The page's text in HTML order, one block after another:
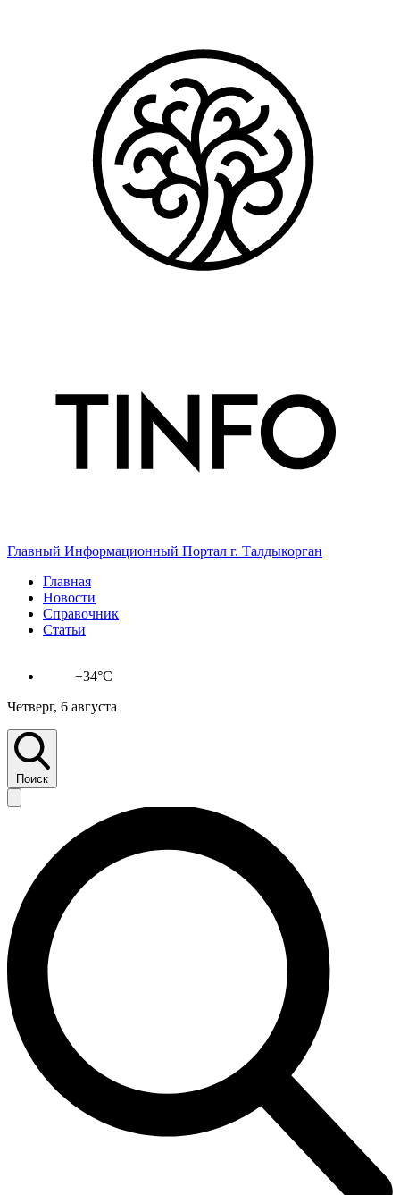
Главный Информационный Портал г. Талдыкорган
Главная
Новости
Справочник
Статьи
+34°C
Четверг, 6 августа
Поиск